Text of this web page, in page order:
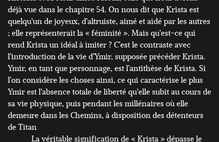
déjà vue dans le chapitre 54. On nous dit que Krista est
quelqu’un de joyeux, d’altruiste, aimé et aidé par les autres
; elle représenterait la « féminité ». Mais qu’est-ce qui
rend Krista un idéal à imiter ? C’est le contraste avec
l’introduction de la vie d’Ymir, supposée précéder Krista.
Ymir, en tant que personnage, est l’antithèse de Krista. Si
l’on considère les choses ainsi, ce qui caractérise le plus
Ymir est l’absence totale de liberté qu’elle subit au cours de
sa vie physique, puis pendant les millénaires où elle
demeure dans les Chemins, à disposition des détenteurs
de Titan
La véritable signification de « Krista » dépasse le